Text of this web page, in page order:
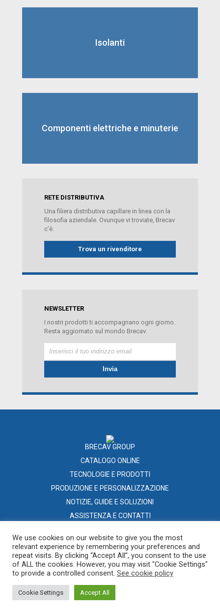
Isolanti
Componenti elettriche e minuterie
RETE DISTRIBUTIVA
Una filiera distributiva capillare in linea con la
filosofia aziendale. Ovunque vi troviate, Brecav
c’è.
Trova un rivenditore
NEWSLETTER
I nostri prodotti ti accompagnano ogni giorno.
Resta aggiornato sul mondo Brecav.
BRECAV GROUP
CATALOGO ONLINE
TECNOLOGIE E PRODOTTI
PRODUZIONE E PERSONALIZZAZIONE
NOTIZIE, GUIDE E SOLUZIONI
ASSISTENZA E CONTATTI
Sviluppato da iInformatica
We use cookies on our website to give you the most
relevant experience by remembering your preferences and
repeat visits. By clicking “Accept All”, you consent to the use
of ALL the cookies. However, you may visit "Cookie Settings"
to provide a controlled consent. See cookie policy
Cookie Settings Accept All